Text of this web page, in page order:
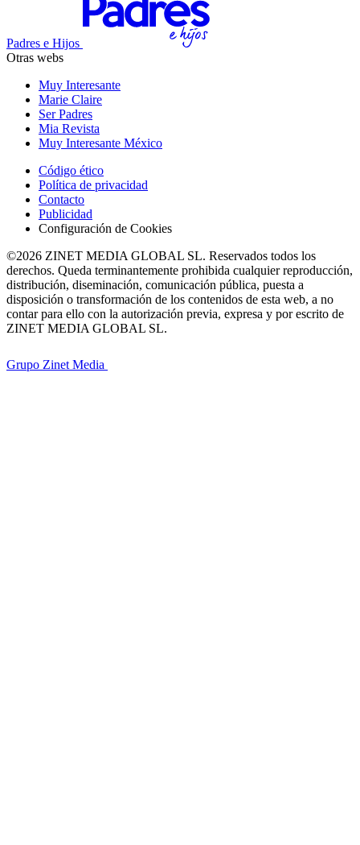
Padres e Hijos
Otras webs
Muy Interesante
Marie Claire
Ser Padres
Mia Revista
Muy Interesante México
Código ético
Política de privacidad
Contacto
Publicidad
Configuración de Cookies
©2026 ZINET MEDIA GLOBAL SL. Reservados todos los
derechos. Queda terminantemente prohibida cualquier reproducción,
distribución, diseminación, comunicación pública, puesta a
disposición o transformación de los contenidos de esta web, a no
contar para ello con la autorización previa, expresa y por escrito de
ZINET MEDIA GLOBAL SL.
Grupo Zinet Media